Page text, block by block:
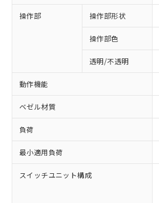
操作部 操作部形状
操作部色
透明/不透明
動作機能
ベゼル材質
負荷
最小適用負荷
スイッチユニット構成